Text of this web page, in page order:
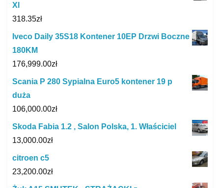
Xl
318.35zł
Iveco Daily 35S18 Kontener 10EP Drzwi Boczne
180KM
176,999.00zł
Scania P 280 Sypialna Euro5 kontener 19 p
duża
106,000.00zł
Skoda Fabia 1.2 , Salon Polska, 1. Właściciel
13,000.00zł
citroen c5
23,200.00zł